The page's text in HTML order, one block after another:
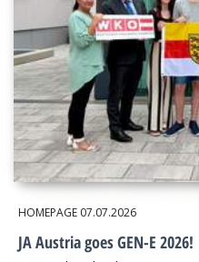
HOMEPAGE 07.07.2026
JA Austria goes GEN-E 2026!